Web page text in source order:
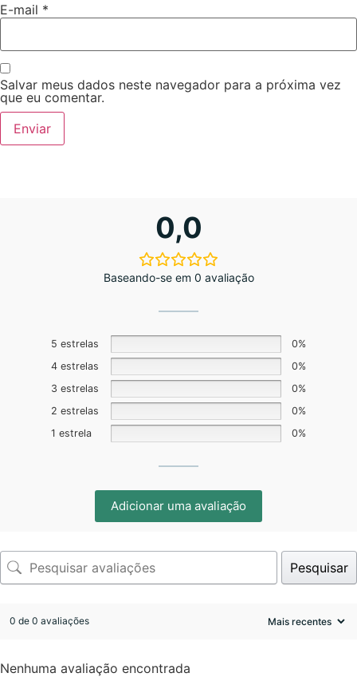
E-mail *
Salvar meus dados neste navegador para a próxima vez
que eu comentar.
0,0
Baseando-se em 0 avaliação
5 estrelas
0%
4 estrelas
0%
3 estrelas
0%
2 estrelas
0%
1 estrela
0%
Adicionar uma avaliação
Pesquisar
0 de 0 avaliações
Nenhuma avaliação encontrada